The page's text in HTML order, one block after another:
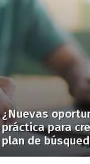
¿Nuevas
práctica para
plan de